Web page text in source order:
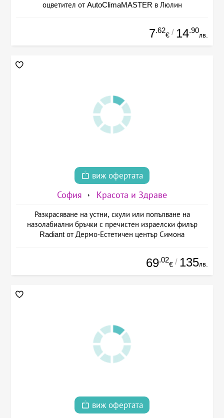
оцветител от AutoClimaMASTER в Люлин
7.62
€ / 14.90
лв.
виж офертата
София Красота и Здраве
Разкрасяване на устни, скули или попълване на
назолабиални бръчки с пречистен израелски филър
Radiant от Дермо-Естетичен център Симона
69.02
€ / 135лв.
виж офертата